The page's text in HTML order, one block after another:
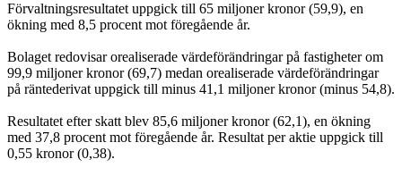
Förvaltningsresultatet uppgick till 65 miljoner kronor (59,9), en
ökning med 8,5 procent mot föregående år.
Bolaget redovisar orealiserade värdeförändringar på fastigheter om
99,9 miljoner kronor (69,7) medan orealiserade värdeförändringar
på räntederivat uppgick till minus 41,1 miljoner kronor (minus 54,8).
Resultatet efter skatt blev 85,6 miljoner kronor (62,1), en ökning
med 37,8 procent mot föregående år. Resultat per aktie uppgick till
0,55 kronor (0,38).